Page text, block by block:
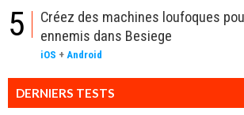
5
Créez des machines loufoques
ennemis dans Besiege
iOS + Android
DERNIERS TESTS